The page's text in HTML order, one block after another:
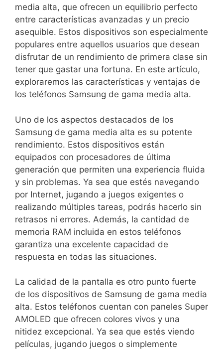
media alta, ⁤que‍ ofrecen⁢ un equilibrio perfecto
entre⁤ características avanzadas y un precio
asequible. Estos dispositivos son ⁢especialmente
populares entre aquellos usuarios que⁤ desean
disfrutar de un rendimiento de primera clase sin
tener que gastar una fortuna. En este artículo,
exploraremos las ⁣características y ventajas de
los teléfonos Samsung‍ de gama media alta.
Uno de los aspectos ‌destacados de los
Samsung de gama⁢ media ‌alta es su potente
⁤rendimiento. Estos dispositivos están
equipados con procesadores de‌ última​
generación que permiten una experiencia fluida
y sin problemas. Ya sea que estés⁣ navegando
por ​Internet, jugando a juegos exigentes o
realizando múltiples tareas, podrás​ hacerlo sin
retrasos ni errores. Además, la cantidad⁢ de⁣
memoria RAM ⁢incluida en ⁢estos‌ teléfonos⁢
garantiza una excelente capacidad de
respuesta en​ todas⁣ las situaciones.
La calidad de la⁢ pantalla ‌es otro punto⁢ fuerte
de los dispositivos de Samsung de gama media
alta. Estos teléfonos cuentan con paneles Super
AMOLED​ que ofrecen colores vivos y una
nitidez excepcional. Ya sea que​ estés ‌viendo​
películas, jugando juegos o simplemente